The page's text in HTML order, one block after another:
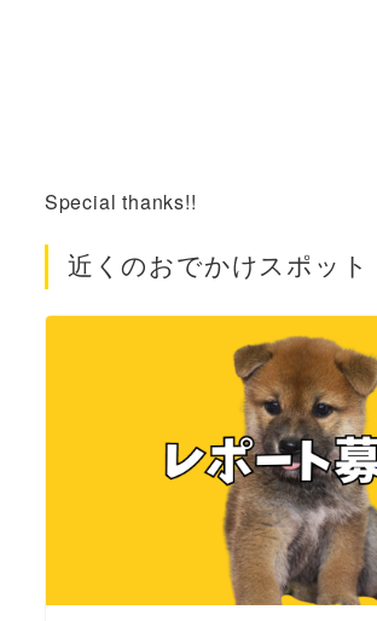
Special thanks!!
近くのおでかけスポット